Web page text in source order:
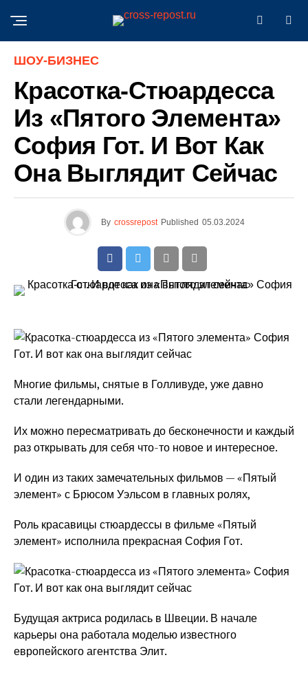
ШОУ-БИЗНЕС
Красотка-Стюардесса
Из «Пятого Элемента»
София Гот. И Вот Как
Она Выглядит Сейчас
By crossrepost Published 05.03.2024
Многие фильмы, снятые в Голливуде, уже давно
стали легендарными.
Их можно пересматривать до бесконечности и каждый
раз открывать для себя что-то новое и интересное.
И один из таких замечательных фильмов — «Пятый
элемент» с Брюсом Уэльсом в главных ролях,
Роль красавицы стюардессы в фильме «Пятый
элемент» исполнила прекрасная София Гот.
Будущая актриса родилась в Швеции. В начале
карьеры она работала моделью известного
европейского агентства Элит.